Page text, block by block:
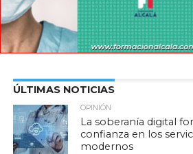
ÚLTIMAS NOTICIAS
OPINIÓN
La soberanía digital
confianza en los
modernos